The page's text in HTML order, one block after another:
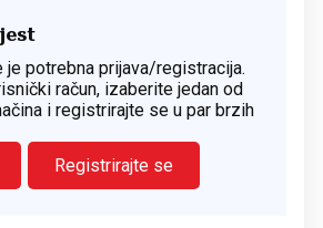
je potrebna prijava/registracija.
račun, izaberite jedan od
i registrirajte se u par brzih
Registrirajte se